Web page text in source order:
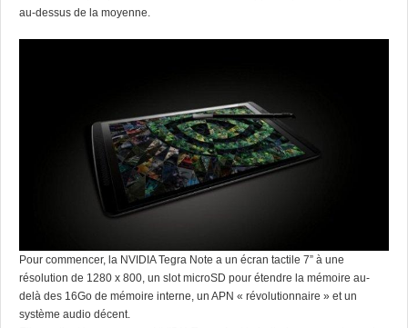
au-dessus de la moyenne.
Pour commencer, la NVIDIA Tegra Note a un écran tactile 7” à une
résolution de 1280 x 800, un slot microSD pour étendre la mémoire au-
delà des 16Go de mémoire interne, un APN « révolutionnaire » et un
système audio décent.